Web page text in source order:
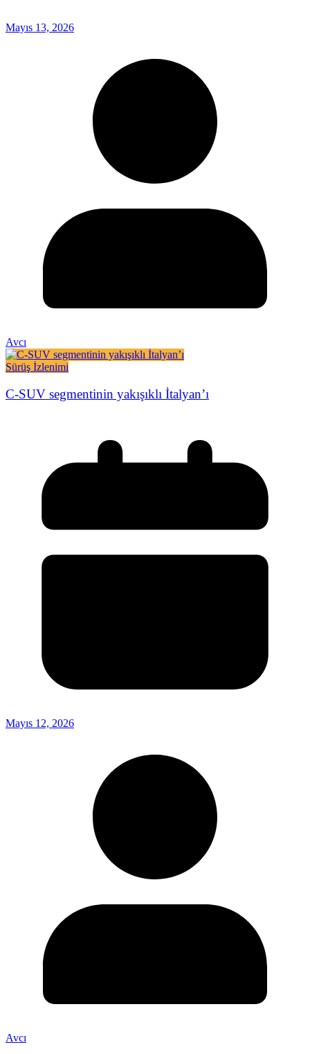
Mayıs 13, 2026
Avcı
Sürüş İzlenimi
C-SUV segmentinin yakışıklı İtalyan’ı
Mayıs 12, 2026
Avcı